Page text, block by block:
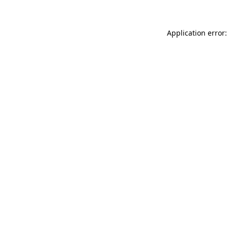
Application